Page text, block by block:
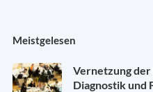
Meistgelesen
Vernetzung der
Diagnostik und